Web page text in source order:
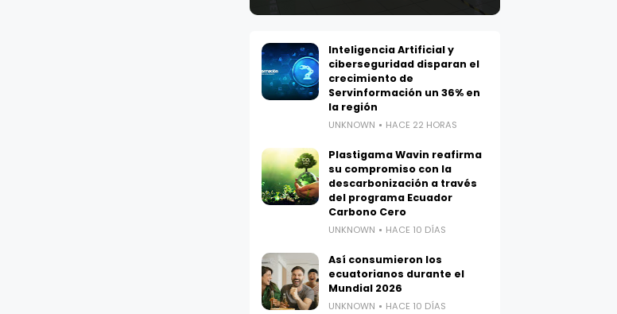
Inteligencia Artificial y
ciberseguridad disparan el
crecimiento de
Servinformación un 36% en
la región
UNKNOWN HACE 22 HORAS
Plastigama Wavin reafirma
su compromiso con la
descarbonización a través
del programa Ecuador
Carbono Cero
UNKNOWN HACE 10 DÍAS
Así consumieron los
ecuatorianos durante el
Mundial 2026
UNKNOWN HACE 10 DÍAS